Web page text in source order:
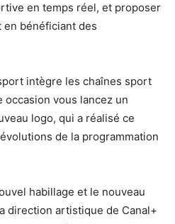
en temps réel, et proposer
en bénéficiant des
intègre les chaînes sport
occasion vous lancez un
logo, qui a réalisé ce
de la programmation
habillage et le nouveau
direction artistique de Canal+